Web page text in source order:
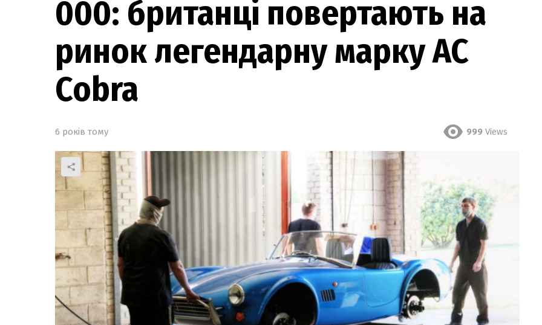
000: британці повертають на
ринок легендарну марку AC
Cobra
6 років тому 999 Views